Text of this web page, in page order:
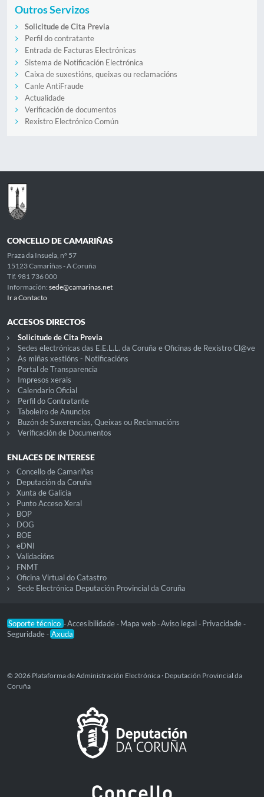
Outros Servizos
Solicitude de Cita Previa
Perfil do contratante
Entrada de Facturas Electrónicas
Sistema de Notificación Electrónica
Caixa de suxestións, queixas ou reclamacións
Canle AntiFraude
Actualidade
Verificación de documentos
Rexistro Electrónico Común
CONCELLO DE CAMARIÑAS
Praza da Insuela, nº 57
15123 Camariñas - A Coruña
Tlf. 981 736 000
Información: sede@camarinas.net
Ir a Contacto
ACCESOS DIRECTOS
Solicitude de Cita Previa
Sedes electrónicas das E.E.L.L. da Coruña e Oficinas de Rexistro Cl@ve
As miñas xestións - Notificacións
Portal de Transparencia
Impresos xerais
Calendario Oficial
Perfil do Contratante
Taboleiro de Anuncios
Buzón de Suxerencias, Queixas ou Reclamacións
Verificación de Documentos
ENLACES DE INTERESE
Concello de Camariñas
Deputación da Coruña
Xunta de Galicia
Punto Acceso Xeral
BOP
DOG
BOE
eDNI
Validacións
FNMT
Oficina Virtual do Catastro
Sede Electrónica Deputación Provincial da Coruña
Soporte técnico -Accesibilidade - Mapa web -Aviso legal - Privacidade -
Seguridade - Axuda
© 2026 Plataforma de Administración Electrónica · Deputación Provincial da
Coruña